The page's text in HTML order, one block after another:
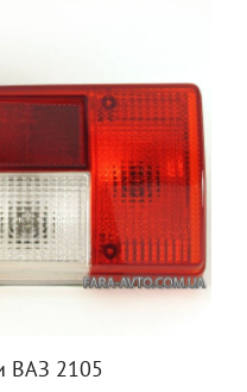
ВАЗ 2105